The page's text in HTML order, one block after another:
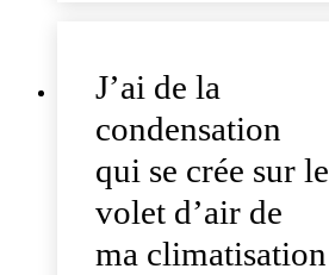
J’ai de la
condensation
qui se crée sur le
volet d’air de
ma climatisation